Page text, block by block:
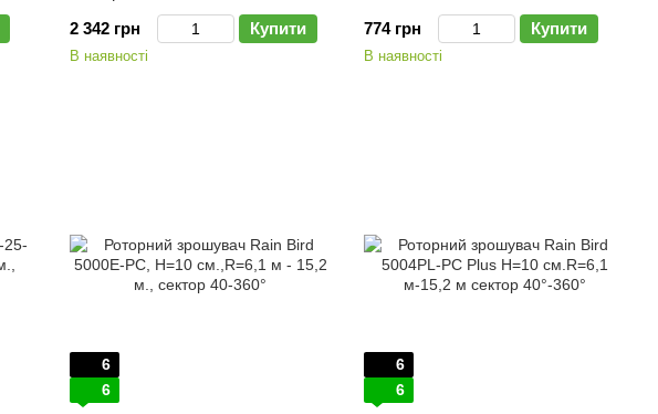
2 342 грн
Купити
В наявності
774 грн
Купити
В наявності
6
6
6
6